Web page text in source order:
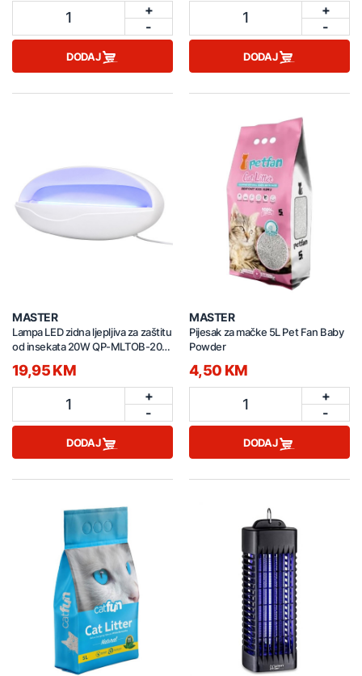
1
+
-
DODAJ
1
+
-
DODAJ
MASTER
Lampa LED zidna ljepljiva za zaštitu
od insekata 20W QP-MLTOB-20W
MA bijela
19,95 KM
1
+
-
DODAJ
MASTER
Pijesak za mačke 5L Pet Fan Baby
Powder
4,50 KM
1
+
-
DODAJ